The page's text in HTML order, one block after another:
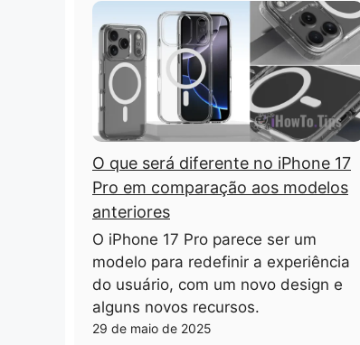
O que será diferente no iPhone 17
Pro em comparação aos modelos
anteriores
O iPhone 17 Pro parece ser um
modelo para redefinir a experiência
do usuário, com um novo design e
alguns novos recursos.
29 de maio de 2025